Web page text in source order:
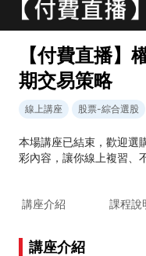
【付費直播】
期交易策略
線上講座 股票-綜合選股
本場講座已結束，歡迎選
彩內容，讓你線上複習、
講座介紹 課程說
講座介紹